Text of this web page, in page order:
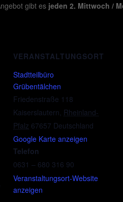
gibt es jeden 2. Mittwoch /
VERANSTALTUNGSORT
Stadtteilbüro
Grübentälchen
Friedenstraße 118
Kaiserslautern, Rheinland-
Pfalz 67657 Deutschland
Google Karte anzeigen
Telefon
0631 – 680 316 90
Veranstaltungsort-Website
anzeigen